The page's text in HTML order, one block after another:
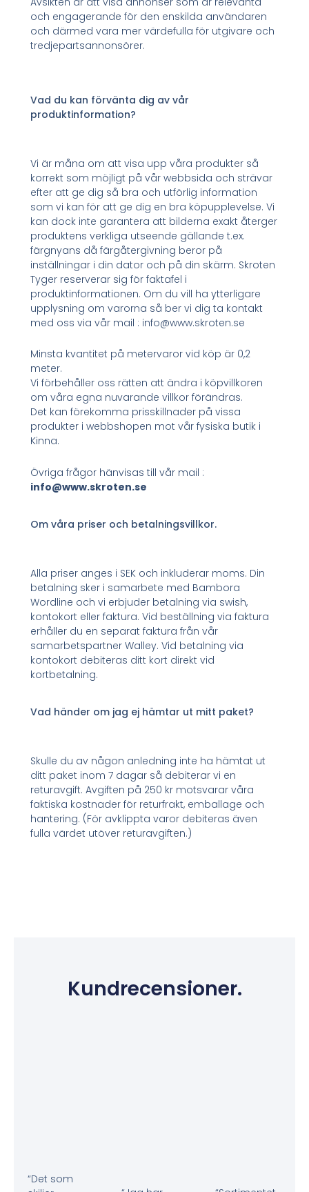
och engagerande för den enskilda användaren
och därmed vara mer värdefulla för utgivare och
tredjepartsannonsörer.
Vad du kan förvänta dig av vår
produktinformation?
Vi är måna om att visa upp våra produkter så
korrekt som möjligt på vår webbsida och strävar
efter att ge dig så bra och utförlig information
som vi kan för att ge dig en bra köpupplevelse. Vi
kan dock inte garantera att bilderna exakt återger
produktens verkliga utseende gällande t.ex.
färgnyans då färgåtergivning beror på
inställningar i din dator och på din skärm. Skroten
Tyger reserverar sig för faktafel i
produktinformationen. Om du vill ha ytterligare
upplysning om varorna så ber vi dig ta kontakt
med oss via vår mail : info@www.skroten.se
Minsta kvantitet på metervaror vid köp är 0,2
meter.
Vi förbehåller oss rätten att ändra i köpvillkoren
om våra egna nuvarande villkor förändras.
Det kan förekomma prisskillnader på vissa
produkter i webbshopen mot vår fysiska butik i
Kinna.
Övriga frågor hänvisas till vår mail :
info@www.skroten.se
Om våra priser och betalningsvillkor.
Alla priser anges i SEK och inkluderar moms. Din
betalning sker i samarbete med Bambora
Wordline och vi erbjuder betalning via swish,
kontokort eller faktura. Vid beställning via faktura
erhåller du en separat faktura från vår
samarbetspartner Walley. Vid betalning via
kontokort debiteras ditt kort direkt vid
kortbetalning.
Vad händer om jag ej hämtar ut mitt paket?
Skulle du av någon anledning inte ha hämtat ut
ditt paket inom 7 dagar så debiterar vi en
returavgift. Avgiften på 250 kr motsvarar våra
faktiska kostnader för returfrakt, emballage och
hantering. (För avklippta varor debiteras även
fulla värdet utöver returavgiften.)
Kundrecensioner.
“Det som